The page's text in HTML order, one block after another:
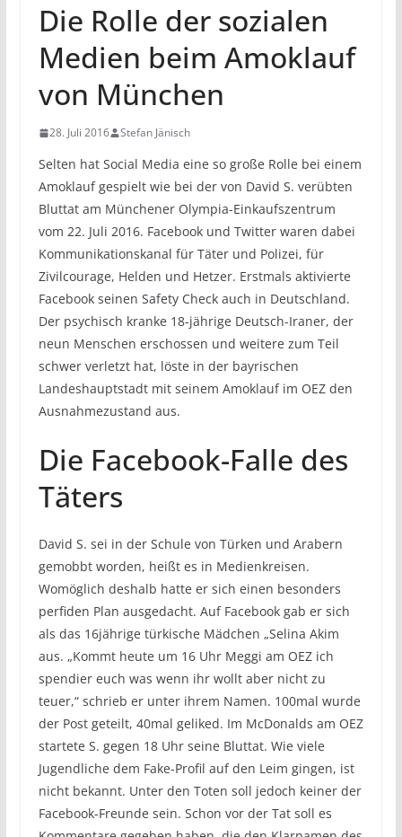
Die Rolle der sozialen
Medien beim Amoklauf
von München
28. Juli 2016 Stefan Jänisch
Selten hat Social Media eine so große Rolle bei einem
Amoklauf gespielt wie bei der von David S. verübten
Bluttat am Münchener Olympia-Einkaufszentrum
vom 22. Juli 2016. Facebook und Twitter waren dabei
Kommunikationskanal für Täter und Polizei, für
Zivilcourage, Helden und Hetzer. Erstmals aktivierte
Facebook seinen Safety Check auch in Deutschland.
Der psychisch kranke 18-jährige Deutsch-Iraner, der
neun Menschen erschossen und weitere zum Teil
schwer verletzt hat, löste in der bayrischen
Landeshauptstadt mit seinem Amoklauf im OEZ den
Ausnahmezustand aus.
Die Facebook-Falle des
Täters
David S. sei in der Schule von Türken und Arabern
gemobbt worden, heißt es in Medienkreisen.
Womöglich deshalb hatte er sich einen besonders
perfiden Plan ausgedacht. Auf Facebook gab er sich
als das 16jährige türkische Mädchen „Selina Akim
aus. „Kommt heute um 16 Uhr Meggi am OEZ ich
spendier euch was wenn ihr wollt aber nicht zu
teuer,“ schrieb er unter ihrem Namen. 100mal wurde
der Post geteilt, 40mal geliked. Im McDonalds am OEZ
startete S. gegen 18 Uhr seine Bluttat. Wie viele
Jugendliche dem Fake-Profil auf den Leim gingen, ist
nicht bekannt. Unter den Toten soll jedoch keiner der
Facebook-Freunde sein. Schon vor der Tat soll es